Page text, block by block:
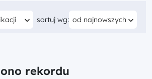
sortuj wg: Aktualnie sortujesz
od najnowszych
rekordu